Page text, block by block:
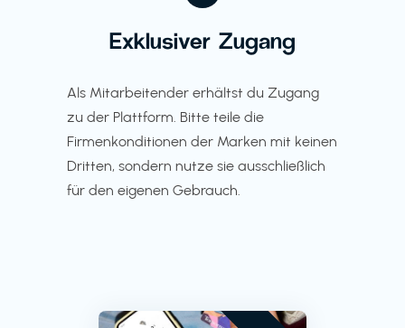
Exklusiver Zugang
Als Mitarbeitender erhältst du Zugang
zu der Plattform. Bitte teile die
Firmenkonditionen der Marken mit keinen
Dritten, sondern nutze sie ausschließlich
für den eigenen Gebrauch.